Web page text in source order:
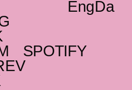
Da
Eng
SPOTIFY
inspireret jazz
atmosfærer og
Gør dig klar